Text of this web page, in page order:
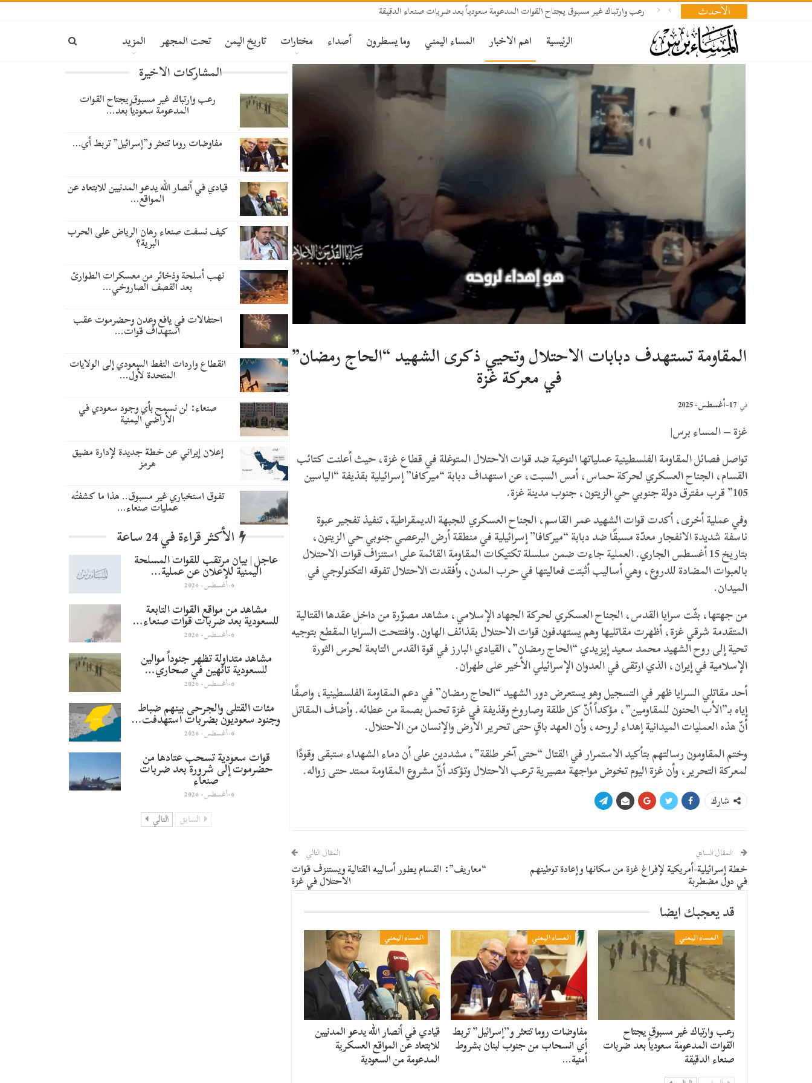
الأحدث رعب وارتباك غير مسبوق يجتاح القوات المدعومة سعودياً بعد ضربات صنعاء الدقيقة
الرئيسية اهم الاخبار المساء اليمني وما يسطرون أصداء مختارات تاريخ اليمن تحت المجهر المزيد
المقاومة تستهدف دبابات الاحتلال وتحيي ذكرى الشهيد “الحاج رمضان”
في معركة غزة
في 17-أغسطس- 2025
غزة – المساء برس|
تواصل فصائل المقاومة الفلسطينية عملياتها النوعية ضد قوات الاحتلال المتوغلة في قطاع غزة، حيث أعلنت كتائب
القسام، الجناح العسكري لحركة حماس، أمس السبت، عن استهداف دبابة “ميركافا” إسرائيلية بقذيفة “الياسين
105” قرب مفترق دولة جنوبي حي الزيتون، جنوب مدينة غزة.
وفي عملية أخرى، أكدت قوات الشهيد عمر القاسم، الجناح العسكري للجبهة الديمقراطية، تنفيذ تفجير عبوة
ناسفة شديدة الانفجار معدّة مسبقًا ضد دبابة “ميركافا” إسرائيلية في منطقة أرض البرعصي جنوبي حي الزيتون،
بتاريخ 15 أغسطس الجاري. العملية جاءت ضمن سلسلة تكتيكات المقاومة القائمة على استنزاف قوات الاحتلال
بالعبوات المضادة للدروع، وهي أساليب أثبتت فعاليتها في حرب المدن، وأفقدت الاحتلال تفوقه التكنولوجي في
الميدان.
من جهتها، بثّت سرايا القدس، الجناح العسكري لحركة الجهاد الإسلامي، مشاهد مصوّرة من داخل عقدها القتالية
المتقدمة شرقي غزة، أظهرت مقاتليها وهم يستهدفون قوات الاحتلال بقذائف الهاون. وافتتحت السرايا المقطع بتوجيه
تحية إلى روح الشهيد محمد سعيد إيزيدي “الحاج رمضان”، القيادي البارز في قوة القدس التابعة لحرس الثورة
الإسلامية في إيران، الذي ارتقى في العدوان الإسرائيلي الأخير على طهران.
أحد مقاتلي السرايا ظهر في التسجيل وهو يستعرض دور الشهيد “الحاج رمضان” في دعم المقاومة الفلسطينية، واصفًا
إياه بـ”الأب الحنون للمقاومين”، مؤكداً أنّ كل طلقة وصاروخ وقذيفة في غزة تحمل بصمة من عطائه. وأضاف المقاتل
أنّ هذه العمليات الميدانية إهداء لروحه، وأن العهد باقٍ حتى تحرير الأرض والإنسان من الاحتلال.
وختم المقاومون رسالتهم بتأكيد الاستمرار في القتال “حتى آخر طلقة”، مشددين على أن دماء الشهداء ستبقى وقودًا
لمعركة التحرير، وأن غزة اليوم تخوض مواجهة مصيرية ترعب الاحتلال وتؤكد أنّ مشروع المقاومة ممتد حتى زواله.
شارك
المقال السابق
خطة إسرائيلية-أمريكية لإفراغ غزة من سكانها وإعادة توطينهم
في دول مضطربة
المقال التالي
“معاريف”: القسام يطور أساليبه القتالية ويستنزف قوات
الاحتلال في غزة
قد يعجبك ايضا
المساء اليمني
رعب وارتباك غير مسبوق يجتاح
القوات المدعومة سعودياً بعد ضربات
صنعاء الدقيقة
المساء اليمني
مفاوضات روما تتعثر و”إسرائيل” تربط
أي انسحاب من جنوب لبنان بشروط
أمنية…
المساء اليمني
قيادي في أنصار الله يدعو المدنيين
للابتعاد عن المواقع العسكرية
المدعومة من السعودية
المشاركات الاخيرة
رعب وارتباك غير مسبوق يجتاح القوات
المدعومة سعودياً بعد…
مفاوضات روما تتعثر و”إسرائيل” تربط أي…
قيادي في أنصار الله يدعو المدنيين للابتعاد عن
المواقع…
كيف نسفت صنعاء رهان الرياض على الحرب
البرية؟
نهب أسلحة وذخائر من معسكرات الطوارئ
بعد القصف الصاروخي…
احتفالات في يافع وعدن وحضرموت عقب
استهداف قوات…
انقطاع واردات النفط السعودي إلى الولايات
المتحدة لأول…
صنعاء: لن نسمح بأي وجود سعودي في
الأراضي اليمنية
إعلان إيراني عن خطة جديدة لإدارة مضيق
هرمز
تفوق استخباري غير مسبوق.. هذا ما كشفتْه
عمليات صنعاء…
الأكثر قراءة في 24 ساعة
عاجل | بيان مرتقب للقوات المسلحة
اليمنية للإعلان عن عملية…
6-أغسطس- 2026
مشاهد من مواقع القوات التابعة
للسعودية بعد ضربات قوات صنعاء…
6-أغسطس- 2026
مشاهد متداولة تظهر جنوداً موالين
للسعودية تائهين في صحاري…
6-أغسطس- 2026
مئات القتلى والجرحى بينهم ضباط
وجنود سعوديون بضربات استهدفت…
6-أغسطس- 2026
قوات سعودية تسحب عتادها من
حضرموت إلى شرورة بعد ضربات
صنعاء
6-أغسطس- 2026
السابق التالي